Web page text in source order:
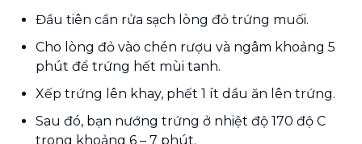
Đầu tiên cần rửa sạch lòng đỏ trứng muối.
Cho lòng đỏ vào chén rượu và ngâm khoảng 5
phút để trứng hết mùi tanh.
Xếp trứng lên khay, phết 1 ít dầu ăn lên trứng.
Sau đó, bạn nướng trứng ở nhiệt độ 170 độ C
trong khoảng 6 – 7 phút.